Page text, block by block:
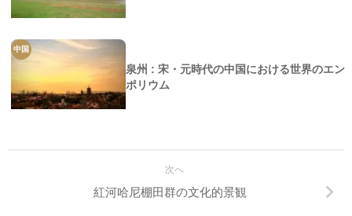
中国
泉州 : 宋・元時代の中国における世界のエン
ポリウム
次へ
紅河哈尼棚田群の文化的景観